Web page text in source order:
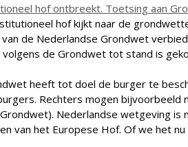
hof ontbreekt. Toetsing aan
hof kijkt naar de
de Nederlandse Grondwet
de Grondwet tot stand is
heeft tot doel de burger te
Rechters mogen
Nederlandse wetgeving is
van het Europese Hof. Of we het